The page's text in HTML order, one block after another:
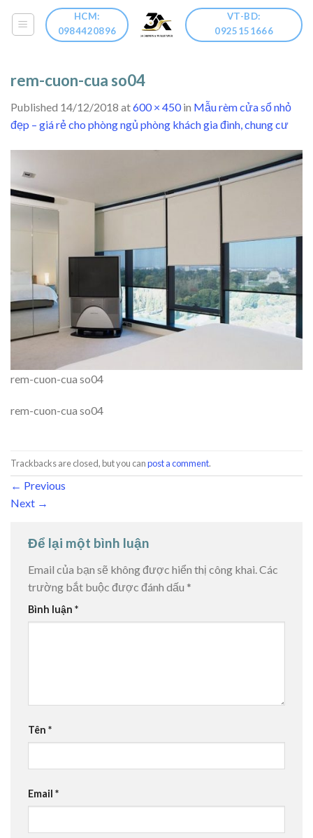
HCM:
0984420896
VT-BD:
0925151666
rem-cuon-cua so04
Published 14/12/2018 at600 × 450in Mẫu rèm cửa sổ nhỏ
đẹp – giá rẻ cho phòng ngủ phòng khách gia đình, chung cư
rem-cuon-cua so04
rem-cuon-cua so04
Trackbacks are closed, but you canpost a comment.
← Previous
Next →
Để lại một bình luận
Email của bạn sẽ không được hiển thị công khai.Các
trường bắt buộc được đánh dấu *
Bình luận *
Tên *
Email *